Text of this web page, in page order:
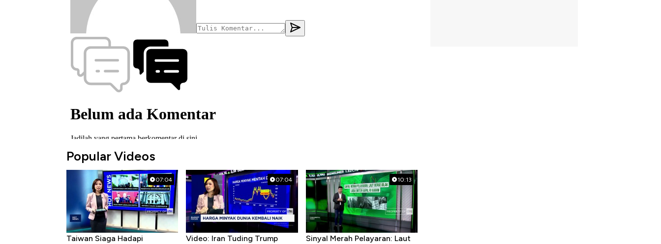
Popular Videos
07:04
Taiwan Siaga Hadapi
07:04
Video: Iran Tuding Trump
10:13
Sinyal Merah Pelayaran: Laut